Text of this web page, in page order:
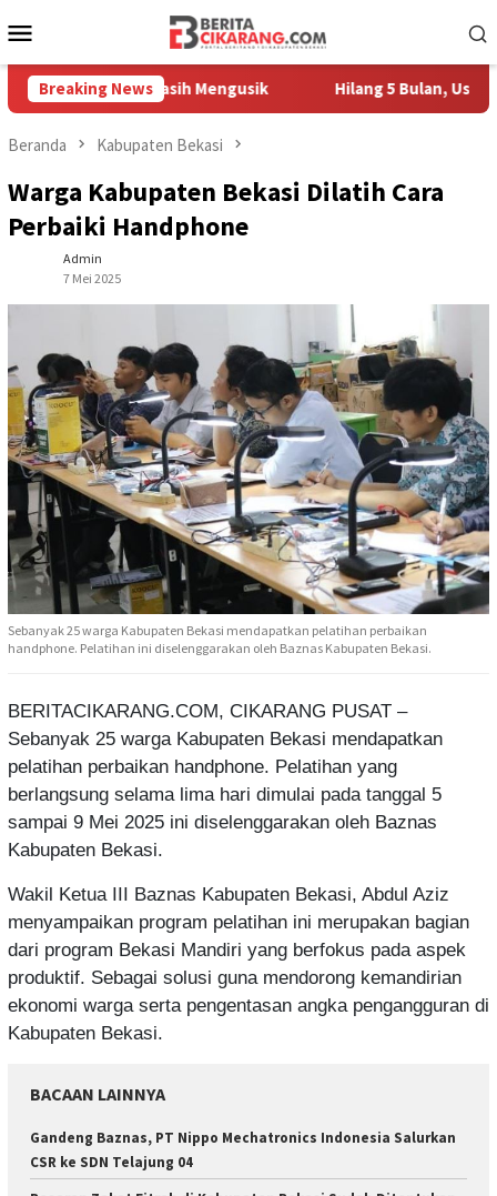
ke
Mobile
Breaking News
Masih Mengusik Hilang 5 Bulan, Ustadz Ujang
Beranda Kabupaten Bekasi
Warga Kabupaten Bekasi Dilatih Cara
Perbaiki Handphone
Admin
7 Mei 2025
Sebanyak 25 warga Kabupaten Bekasi mendapatkan pelatihan perbaikan
handphone. Pelatihan ini diselenggarakan oleh Baznas Kabupaten Bekasi.
BERITACIKARANG.COM, CIKARANG PUSAT –
Sebanyak 25 warga Kabupaten Bekasi mendapatkan
pelatihan perbaikan handphone. Pelatihan yang
berlangsung selama lima hari dimulai pada tanggal 5
sampai 9 Mei 2025 ini diselenggarakan oleh Baznas
Kabupaten Bekasi.
Wakil Ketua III Baznas Kabupaten Bekasi, Abdul Aziz
menyampaikan program pelatihan ini merupakan bagian
dari program Bekasi Mandiri yang berfokus pada aspek
produktif. Sebagai solusi guna mendorong kemandirian
ekonomi warga serta pengentasan angka pengangguran di
Kabupaten Bekasi.
BACAAN LAINNYA
Gandeng Baznas, PT Nippo Mechatronics Indonesia Salurkan
CSR ke SDN Telajung 04